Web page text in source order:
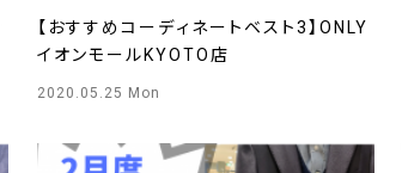
【おすすめコーディネートベスト3】ONLY
イオンモールKYOTO店
2020.05.25 Mon